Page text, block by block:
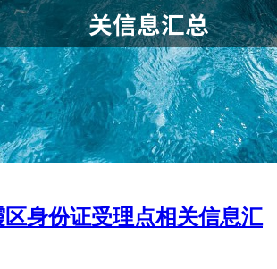
身份证受理点相关信息汇